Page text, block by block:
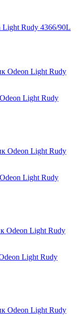
Light Rudy 4366/90L
Light Rudy
Light Rudy
Light Rudy